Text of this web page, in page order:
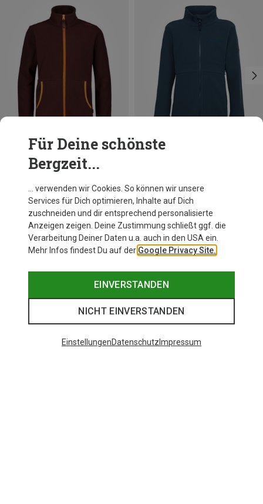
Du sparst 23%
Für Deine schönste
Bergzeit...
… verwenden wir Cookies. So können wir unsere
Services für Dich optimieren, Inhalte auf Dich
zuschneiden und dir entsprechend personalisierte
Anzeigen zeigen. Deine Zustimmung schließt ggf. die
Verarbeitung Deiner Daten u.a. auch in den USA ein.
Mehr Infos findest Du auf der Google Privacy Site.
EINVERSTANDEN
NICHT EINVERSTANDEN
EinstellungenDatenschutz Impressum